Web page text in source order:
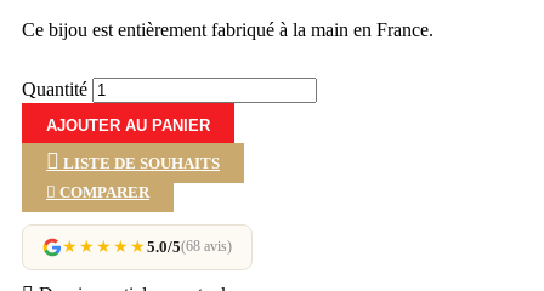
Ce bijou est entièrement fabriqué à la main en France.
Quantité
AJOUTER AU PANIER
LISTE DE SOUHAITS
 COMPARER
★★★★★5.0/5(68 avis)